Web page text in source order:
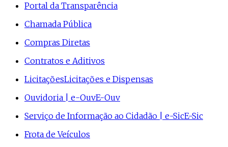
Portal da Transparência
Chamada Pública
Compras Diretas
Contratos e Aditivos
LicitaçõesLicitações e Dispensas
Ouvidoria | e-OuvE-Ouv
Serviço de Informação ao Cidadão | e-SicE-Sic
Frota de Veículos